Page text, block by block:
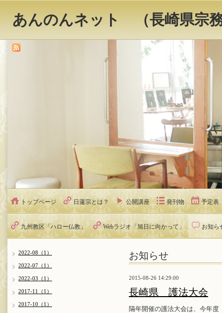
あんのんネット （長崎県宗
トップページ 日蓮宗とは？ 公開講座 発刊物 予定表
九州教区「ハロー仏教」 Webラジオ「旭日に向かって」 お知ら
お知らせ
2015-08-26 14:29:00
長崎県 護法大会
隔年開催の護法大会は、今年
2022-08（1）
2022-07（1）
2022-03（1）
2017-11（1）
2017-10（1）